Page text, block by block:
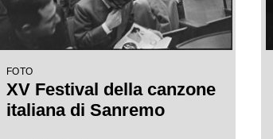
FOTO
XV Festival della canzone
italiana di Sanremo